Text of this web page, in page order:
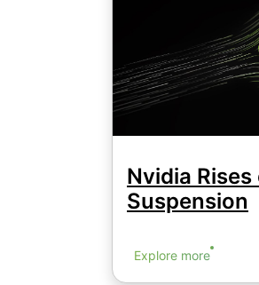
Nvidia
Suspension
Explore more